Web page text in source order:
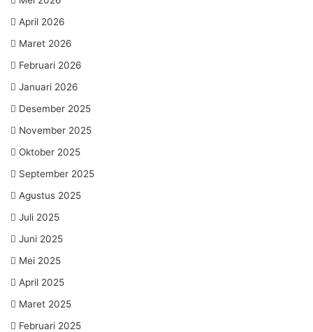
April 2026
Maret 2026
Februari 2026
Januari 2026
Desember 2025
November 2025
Oktober 2025
September 2025
Agustus 2025
Juli 2025
Juni 2025
Mei 2025
April 2025
Maret 2025
Februari 2025